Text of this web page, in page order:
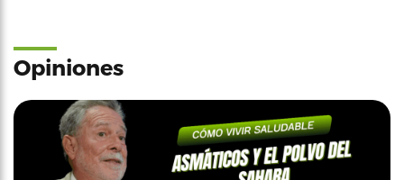
Opiniones